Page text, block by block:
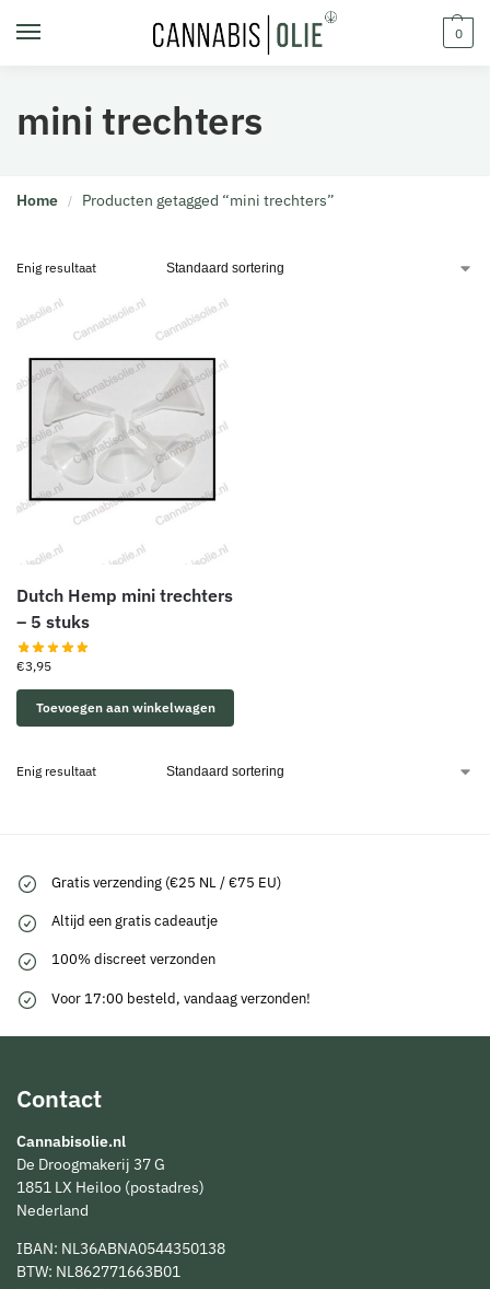
0
mini trechters
Home / Producten getagged “mini trechters”
Enig resultaat
Dutch Hemp mini trechters
– 5 stuks
€3,95
Toevoegen aan winkelwagen
Enig resultaat
Gratis verzending (€25 NL / €75 EU)
Altijd een gratis cadeautje
100% discreet verzonden
Voor 17:00 besteld, vandaag verzonden!
Contact
Cannabisolie.nl
De Droogmakerij 37 G
1851 LX Heiloo (postadres)
Nederland
IBAN: NL36ABNA0544350138
BTW: NL862771663B01